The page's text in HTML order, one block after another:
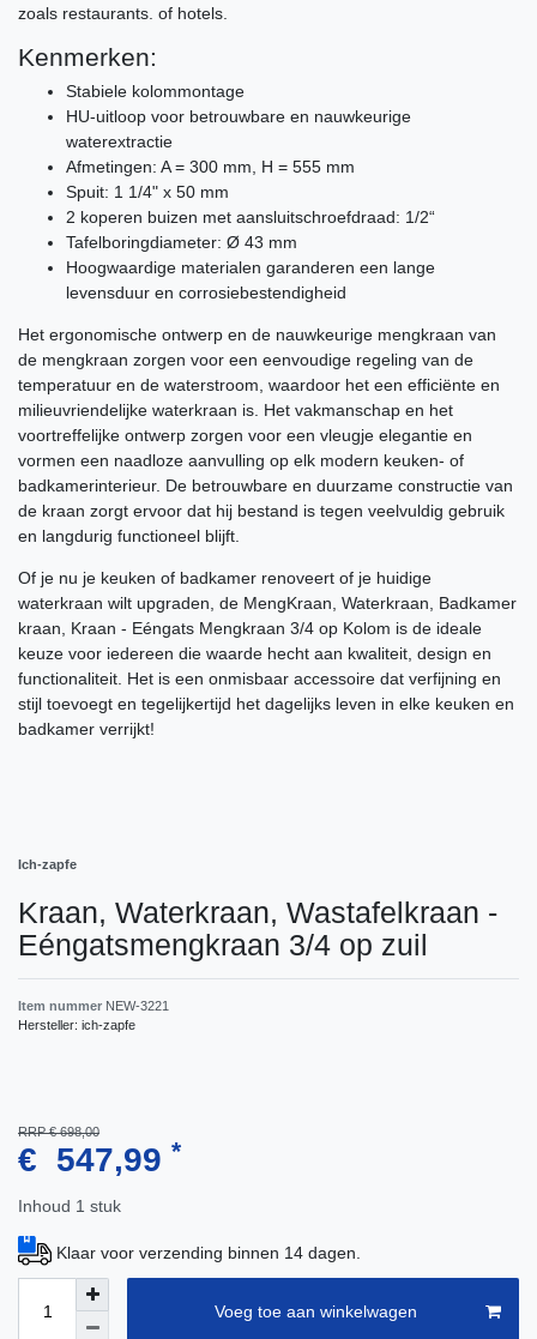
zoals restaurants. of hotels.
Kenmerken:
Stabiele kolommontage
HU-uitloop voor betrouwbare en nauwkeurige
waterextractie
Afmetingen: A = 300 mm, H = 555 mm
Spuit: 1 1/4" x 50 mm
2 koperen buizen met aansluitschroefdraad: 1/2“
Tafelboringdiameter: Ø 43 mm
Hoogwaardige materialen garanderen een lange
levensduur en corrosiebestendigheid
Het ergonomische ontwerp en de nauwkeurige mengkraan van
de mengkraan zorgen voor een eenvoudige regeling van de
temperatuur en de waterstroom, waardoor het een efficiënte en
milieuvriendelijke waterkraan is. Het vakmanschap en het
voortreffelijke ontwerp zorgen voor een vleugje elegantie en
vormen een naadloze aanvulling op elk modern keuken- of
badkamerinterieur. De betrouwbare en duurzame constructie van
de kraan zorgt ervoor dat hij bestand is tegen veelvuldig gebruik
en langdurig functioneel blijft.
Of je nu je keuken of badkamer renoveert of je huidige
waterkraan wilt upgraden, de MengKraan, Waterkraan, Badkamer
kraan, Kraan - Eéngats Mengkraan 3/4 op Kolom is de ideale
keuze voor iedereen die waarde hecht aan kwaliteit, design en
functionaliteit. Het is een onmisbaar accessoire dat verfijning en
stijl toevoegt en tegelijkertijd het dagelijks leven in elke keuken en
badkamer verrijkt!
Ich-zapfe
Kraan, Waterkraan, Wastafelkraan -
Eéngatsmengkraan 3/4 op zuil
Item nummer NEW-3221
Hersteller: ich-zapfe
RRP € 698,00
€ 547,99 *
Inhoud 1 stuk
Klaar voor verzending binnen 14 dagen.
Voeg toe aan winkelwagen